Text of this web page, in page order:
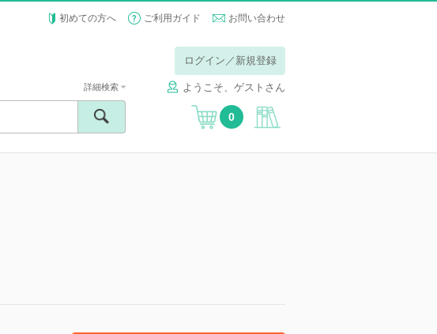
初めての方へ ご利用ガイド お問い合わせ
ログイン／新規登録
ようこそ、ゲストさん
詳細検索
0